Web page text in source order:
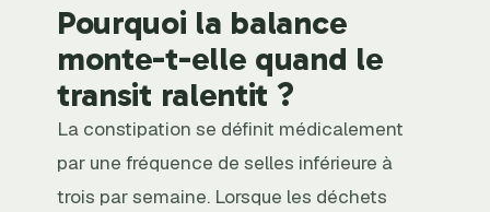
Pourquoi la balance
monte-t-elle quand le
transit ralentit ?
La constipation se définit médicalement
par une fréquence de selles inférieure à
trois par semaine. Lorsque les déchets